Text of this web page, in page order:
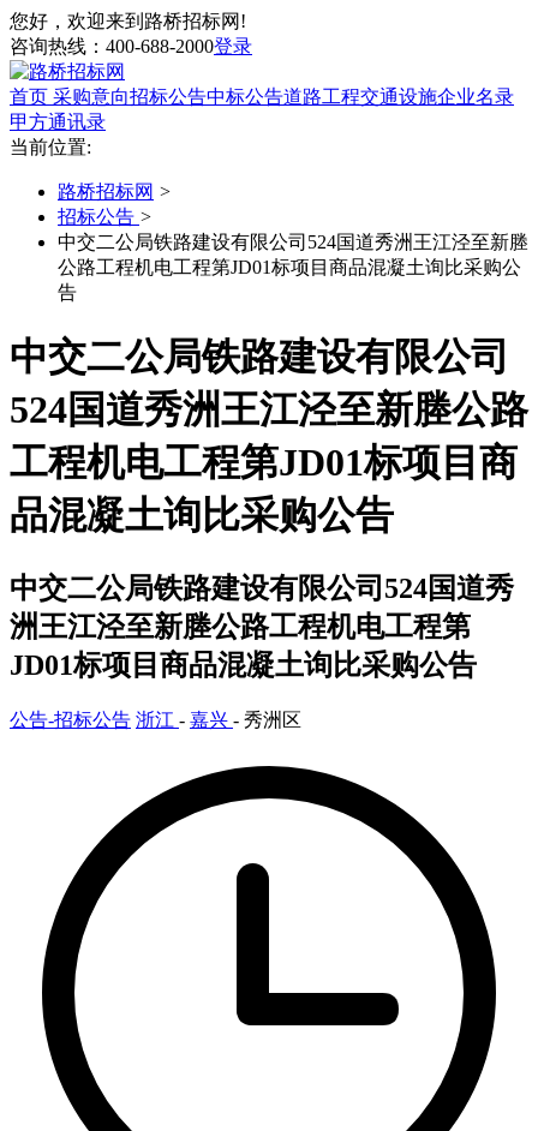
您好，欢迎来到路桥招标网!
咨询热线： 400-688-2000登录
首页 采购意向招标公告中标公告道路工程交通设施企业名录
甲方通讯录
当前位置:
路桥招标网 >
招标公告 >
中交二公局铁路建设有限公司524国道秀洲王江泾至新塍
公路工程机电工程第JD01标项目商品混凝土询比采购公
告
中交二公局铁路建设有限公司
524国道秀洲王江泾至新塍公路
工程机电工程第JD01标项目商
品混凝土询比采购公告
中交二公局铁路建设有限公司524国道秀
洲王江泾至新塍公路工程机电工程第
JD01标项目商品混凝土询比采购公告
公告-招标公告 浙江 - 嘉兴 - 秀洲区